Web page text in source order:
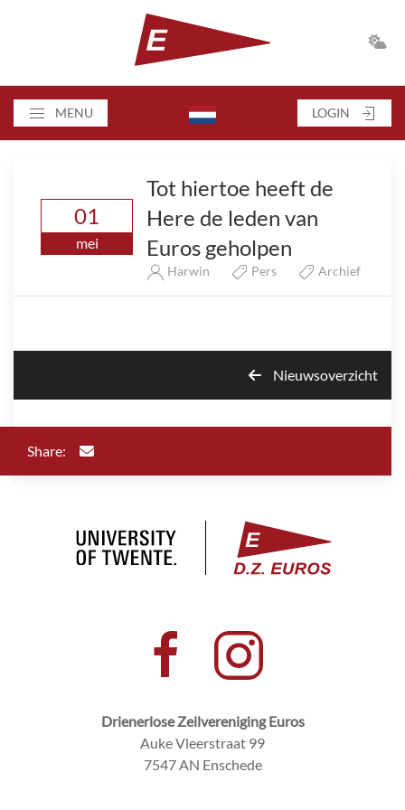
MENU LOGIN
01
mei
Tot hiertoe heeft de
Here de leden van
Euros geholpen
Harwin Pers Archief
Nieuwsoverzicht
Share:
Drienerlose Zeilvereniging Euros
Auke Vleerstraat 99
7547 AN Enschede